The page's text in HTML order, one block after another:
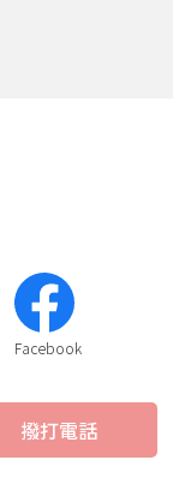
Facebook
撥打電話